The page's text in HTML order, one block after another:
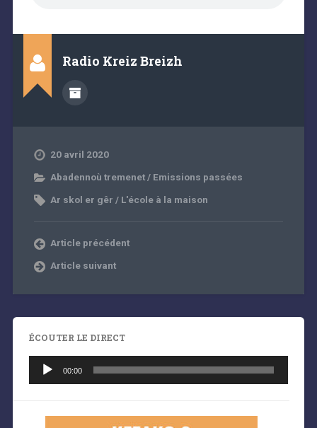
Radio Kreiz Breizh
20 avril 2020
Abadennoù tremenet / Emissions passées
Ar skol er gêr / L'école à la maison
Article précédent
Article suivant
ÉCOUTER LE DIRECT
audio
00:00